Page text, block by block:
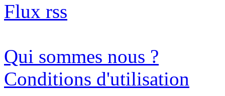
Flux rss
Qui sommes nous ?
Conditions d'utilisation